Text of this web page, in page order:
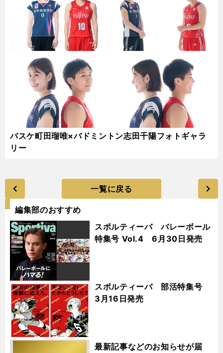
バスケ町田瑠唯×バドミントン志田千陽フォトギャラ
リー
一覧に戻る
編集部のおすすめ
スポルティーバ バレーボール
特集号 Vol.4 6月30日発売
スポルティーバ 部活特集号
3月16日発売
最新記事などのお知らせが届